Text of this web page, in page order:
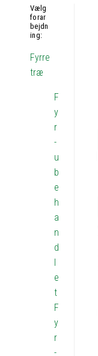
Vælg
forar
bejdn
ing:
Fyrre
træ
F
y
r
-
u
b
e
h
a
n
d
l
e
t
F
y
r
-